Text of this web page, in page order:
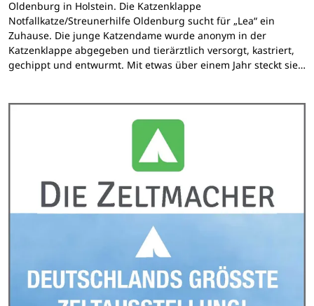
Oldenburg in Holstein. Die Katzenklappe
Notfallkatze/Streunerhilfe Oldenburg sucht für „Lea“ ein
Zuhause. Die junge Katzendame wurde anonym in der
Katzenklappe abgegeben und tierärztlich versorgt, kastriert,
gechippt und entwurmt. Mit etwas über einem Jahr steckt sie…